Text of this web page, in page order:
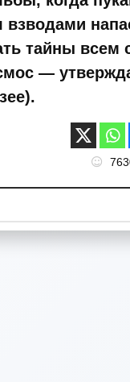
тайны всем
—